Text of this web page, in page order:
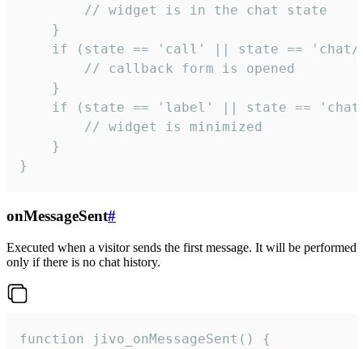
        // widget is in the chat state
    }
if (state == 'call' || state ==
        // callback form is opened
    }
if (state == 'label' || state ==
        // widget is minimized
    }
}
onMessageSent#
Executed when a visitor sends the first message. It will be performed
only if there is no chat history.
function jivo_onMessageSent() {